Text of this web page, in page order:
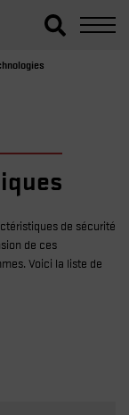
de sécurité
de ces
Voici la liste de